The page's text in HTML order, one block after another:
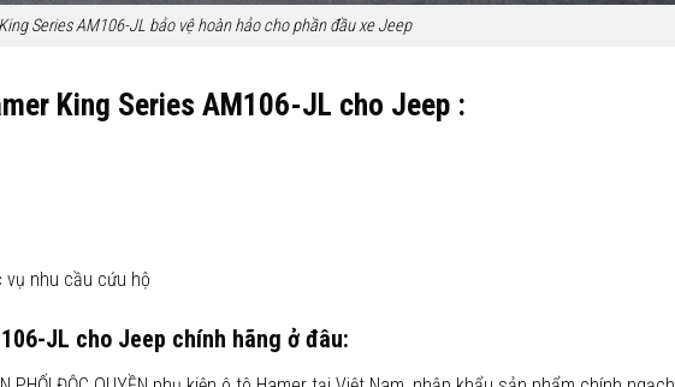
Series AM106-JL bảo vệ hoàn hảo cho phần đầu xe Jeep
King Series AM106-JL cho Jeep :
nhu cầu cứu hộ
JL cho Jeep chính hãng ở đâu: